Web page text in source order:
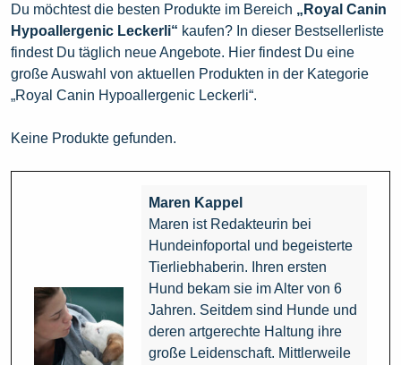
Du möchtest die besten Produkte im Bereich „Royal Canin
Hypoallergenic Leckerli“ kaufen? In dieser Bestsellerliste
findest Du täglich neue Angebote. Hier findest Du eine
große Auswahl von aktuellen Produkten in der Kategorie
„Royal Canin Hypoallergenic Leckerli“.
Keine Produkte gefunden.
Maren Kappel
Maren ist Redakteurin bei
Hundeinfoportal und begeisterte
Tierliebhaberin. Ihren ersten
Hund bekam sie im Alter von 6
Jahren. Seitdem sind Hunde und
deren artgerechte Haltung ihre
große Leidenschaft. Mittlerweile